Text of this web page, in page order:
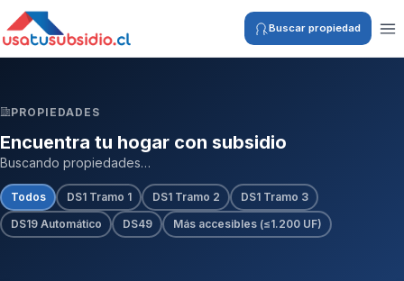
Buscar propiedad
PROPIEDADES
Encuentra tu hogar con subsidio
Buscando propiedades…
Todos DS1 Tramo 1 DS1 Tramo 2
DS1 Tramo 3
DS19 Automático
DS49 Más accesibles (≤1.200 UF)